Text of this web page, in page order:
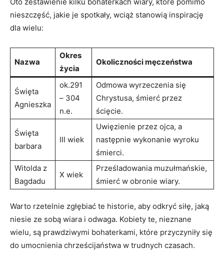
nieszczęść, jakie je‍ spotkały,‍ wciąż ⁤stanowią inspirację‍
dla wielu:
Nazwa
Okres
życia
Okoliczności ‍męczeństwa
Święta
Agnieszka
ok.291
– 304
n.e.
Odmowa wyrzeczenia ⁢się
Chrystusa, śmierć przez
ścięcie.
Święta
barbara
III wiek
Uwięzienie przez ojca, a
następnie wykonanie wyroku
śmierci.
Witolda z
Bagdadu
X wiek
Prześladowania muzułmańskie,
śmierć w obronie wiary.
Warto rzetelnie zgłębiać te historie, aby odkryć siłę, jaką
niesie ze sobą wiara⁣ i odwaga. Kobiety te, nieznane
wielu, ⁢są prawdziwymi bohaterkami, które przyczyniły się
do umocnienia chrześcijaństwa w ​trudnych czasach.